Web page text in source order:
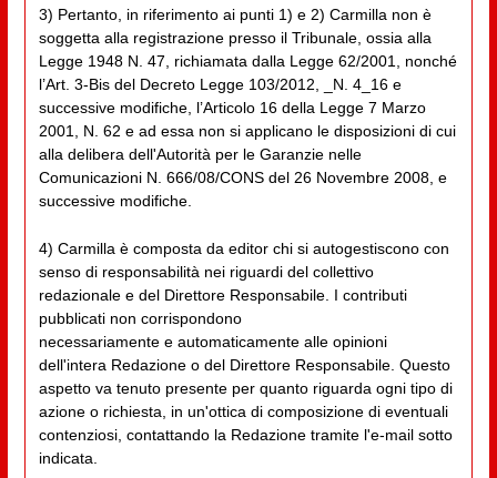
3) Pertanto, in riferimento ai punti 1) e 2) Carmilla non è
soggetta alla registrazione presso il Tribunale, ossia alla
Legge 1948 N. 47, richiamata dalla Legge 62/2001, nonché
l’Art. 3-Bis del Decreto Legge 103/2012, _N. 4_16 e
successive modifiche, l’Articolo 16 della Legge 7 Marzo
2001, N. 62 e ad essa non si applicano le disposizioni di cui
alla delibera dell'Autorità per le Garanzie nelle
Comunicazioni N. 666/08/CONS del 26 Novembre 2008, e
successive modifiche.
4) Carmilla è composta da editor chi si autogestiscono con
senso di responsabilità nei riguardi del collettivo
redazionale e del Direttore Responsabile. I contributi
pubblicati non corrispondono
necessariamente e automaticamente alle opinioni
dell'intera Redazione o del Direttore Responsabile. Questo
aspetto va tenuto presente per quanto riguarda ogni tipo di
azione o richiesta, in un'ottica di composizione di eventuali
contenziosi, contattando la Redazione tramite l'e-mail sotto
indicata.